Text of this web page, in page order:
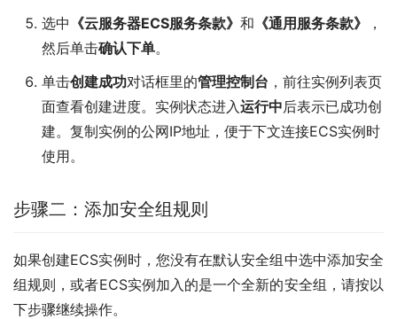
选中 《云服务器ECS服务条款》 和 《通用服务条款》
，
然后单击确认下单。
单击创建成功对话框里的管理控制台 ，前往实例列表页
面查看创建进度。实例状态进入运行中后表示已成功创
建。复制实例的公网IP地址，便于下文连接ECS实例时
使用。
步骤二：添加安全组规则
如果创建ECS实例时，您没有在默认安全组中选中添加安全
组规则，或者ECS实例加入的是一个全新的安全组，请按以
下步骤继续操作。